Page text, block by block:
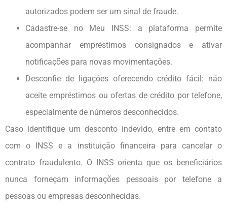
autorizados podem ser um sinal de fraude.
Cadastre-se no Meu INSS: a plataforma permite
acompanhar empréstimos consignados e ativar
notificações para novas movimentações.
Desconfie de ligações oferecendo crédito fácil: não
aceite empréstimos ou ofertas de crédito por telefone,
especialmente de números desconhecidos.
Caso identifique um desconto indevido, entre em contato
com o INSS e a instituição financeira para cancelar o
contrato fraudulento. O INSS orienta que os beneficiários
nunca forneçam informações pessoais por telefone a
pessoas ou empresas desconhecidas.